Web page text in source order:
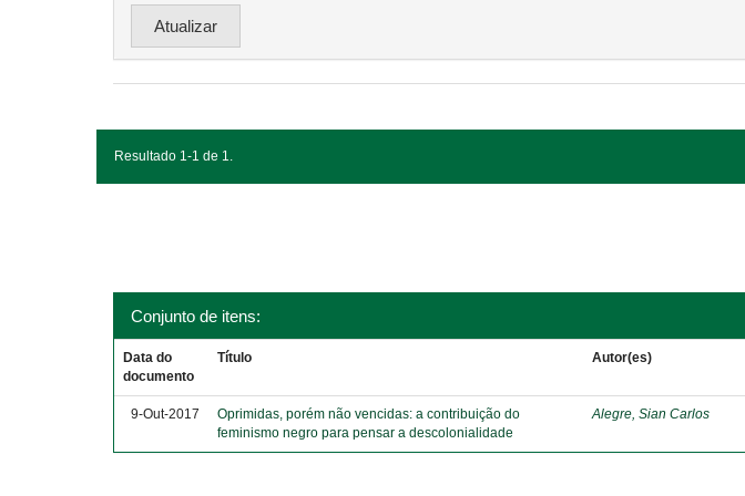
Resultado 1-1 de 1.
Conjunto de itens:
Data do
documento
Título Autor(es)
9-Out-2017
Oprimidas, porém não vencidas: a contribuição do
feminismo negro para pensar a descolonialidade
Alegre, Sian Carlos